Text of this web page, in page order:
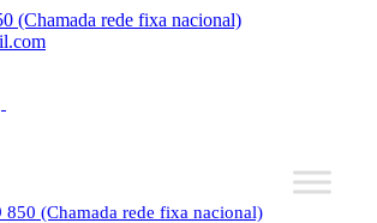
(Chamada rede fixa nacional)
850 (Chamada rede fixa nacional)